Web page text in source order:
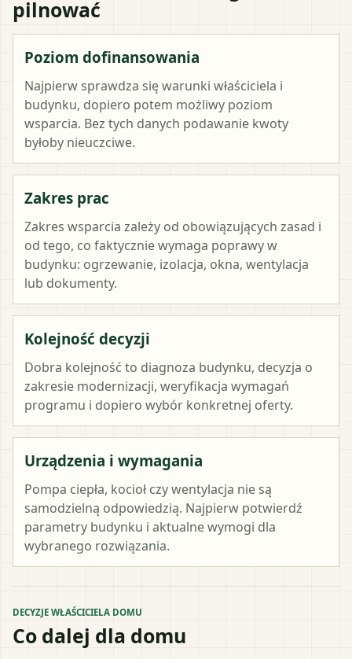
pilnować
Poziom dofinansowania
Najpierw sprawdza się warunki właściciela i
budynku, dopiero potem możliwy poziom
wsparcia. Bez tych danych podawanie kwoty
byłoby nieuczciwe.
Zakres prac
Zakres wsparcia zależy od obowiązujących zasad i
od tego, co faktycznie wymaga poprawy w
budynku: ogrzewanie, izolacja, okna, wentylacja
lub dokumenty.
Kolejność decyzji
Dobra kolejność to diagnoza budynku, decyzja o
zakresie modernizacji, weryfikacja wymagań
programu i dopiero wybór konkretnej oferty.
Urządzenia i wymagania
Pompa ciepła, kocioł czy wentylacja nie są
samodzielną odpowiedzią. Najpierw potwierdź
parametry budynku i aktualne wymogi dla
wybranego rozwiązania.
DECYZJE WŁAŚCICIELA DOMU
Co dalej dla domu